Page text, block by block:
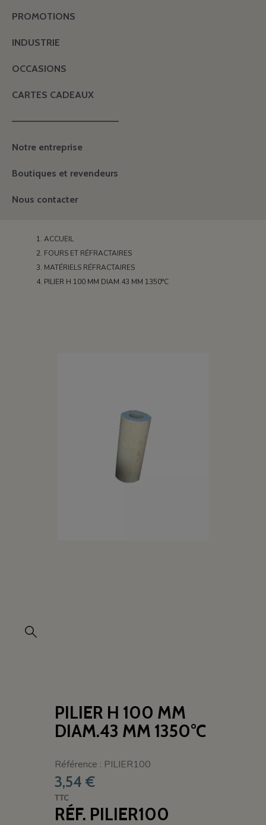
PROMOTIONS
INDUSTRIE
OCCASIONS
CARTES CADEAUX
———————————————
Notre entreprise
Boutiques et revendeurs
Nous contacter
ACCUEIL
FOURS ET RÉFRACTAIRES
MATÉRIELS RÉFRACTAIRES
PILIER H 100 MM DIAM.43 MM 1350°C
PILIER H 100 MM
DIAM.43 MM 1350°C
Référence : PILIER100
3,54 €
TTC
RÉF. PILIER100